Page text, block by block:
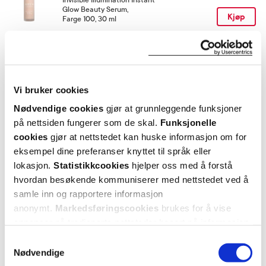
Vi bruker cookies
Nødvendige cookies gjør at grunnleggende funksjoner
på nettsiden fungerer som de skal. Funksjonelle
cookies gjør at nettstedet kan huske informasjon om for
eksempel dine preferanser knyttet til språk eller
lokasjon. Statistikkcookies hjelper oss med å forstå
hvordan besøkende kommuniserer med nettstedet ved å
samle inn og rapportere informasjon
anonymt. Markedsføringscookies brukes for å vise
Nødvendige
Glow Beauty Serum
Farge 100, 30 ml
Kjøp
Utforske Lumene Invisible Illumination
ANDRE SER OGSÅ PÅ
Lumene